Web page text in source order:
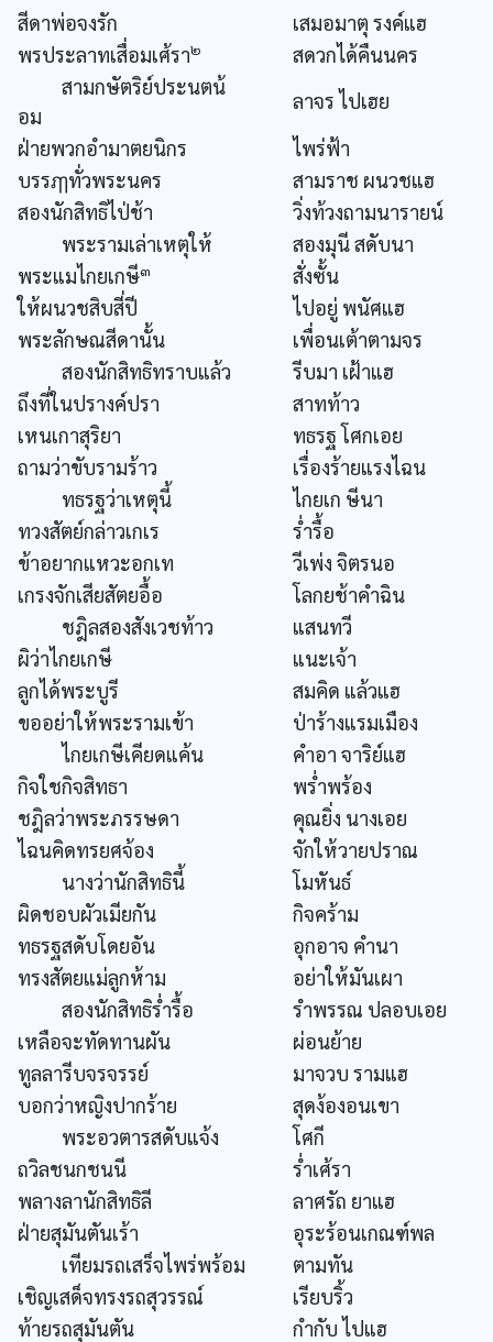
สีดาพ่อจงรัก
เสมอมาตุ รงค์แฮ
พรประลาทเสื่อมเศ้รา๒
สดวกได้คืนนคร
สามกษัตริย์ประนตน้
อม
ลาจร ไปเฮย
ฝ่ายพวกอำมาตยนิกร
ไพร่ฟ้า
บรรฦๅทั่วพระนคร
สามราช ผนวชแฮ
สองนักสิทธิไป่ช้า
วิ่งท้วงถามนารายน์
พระรามเล่าเหตุให้
สองมุนี สดับนา
พระแมไกยเกษี๓
สั่งซั้น
ให้ผนวชสิบสี่ปี
ไปอยู่ พนัศแฮ
พระลักษณสีดานั้น
เพื่อนเต้าตามจร
สองนักสิทธิทราบแล้ว
รีบมา เฝ้าแฮ
ถึงที่ในปรางค์ปรา
สาทท้าว
เหนเกาสุริยา
ทธรฐ โศกเอย
ถามว่าขับรามร้าว
เรื่องร้ายแรงไฉน
ทธรฐว่าเหตุนี้
ไกยเก ษีนา
ทวงสัตย์กล่าวเกเร
ร่ำรื้อ
ข้าอยากแหวะอกเท
วีเพ่ง จิตรนอ
เกรงจักเสียสัตยอื้อ
โลกยช้าคำฉิน
ชฎิลสองสังเวชท้าว
แสนทวี
ผิว่าไกยเกษี
แนะเจ้า
ลูกได้พระบูรี
สมคิด แล้วแฮ
ขออย่าให้พระรามเข้า
ป่าร้างแรมเมือง
ไกยเกษีเคียดแค้น
คำอา จาริย์แฮ
กิจใชกิจสิทธา
พร่ำพร้อง
ชฎิลว่าพระภรรษดา
คุณยิ่ง นางเอย
ไฉนคิดทรยศจ้อง
จักให้วายปราณ
นางว่านักสิทธินี้
โมหันธ์
ผิดชอบผัวเมียกัน
กิจคร้าม
ทธรฐสดับโดยอัน
อุกอาจ คำนา
ทรงสัตยแม่ลูกห้าม
อย่าให้มันเผา
สองนักสิทธิร่ำรื้อ
รำพรรณ ปลอบเอย
เหลือจะทัดทานผัน
ผ่อนย้าย
ทูลลารีบจรจรรย์
มาจวบ รามแฮ
บอกว่าหญิงปากร้าย
สุดง้องอนเขา
พระอวตารสดับแจ้ง
โศกี
ถวิลชนกชนนี
ร่ำเศ้รา
พลางลานักสิทธิลี
ลาศรัถ ยาแฮ
ฝ่ายสุมันตันเร้า
อุระร้อนเกณฑ์พล
เทียมรถเสร็จไพร่พร้อม
ตามทัน
เชิญเสด็จทรงรถสุวรรณ์
เรียบริ้ว
ท้ายรถสุมันตัน
กำกับ ไปแฮ